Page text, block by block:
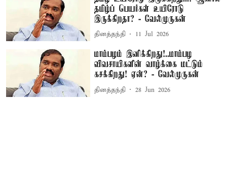
தமிழ்ப் பெயர்கள் உயிரோடு
இருக்கிறதா? - வேல்முருகன்
தினத்தந்தி 11 Jul 2026
மாம்பழம் இனிக்கிறது!..மாம்பழ
விவசாயிகளின் வாழ்க்கை மட்டும்
கசக்கிறது! ஏன்? - வேல்முருகன்
தினத்தந்தி 28 Jun 2026